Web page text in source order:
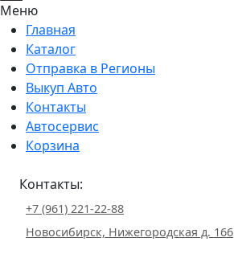
Меню
Главная
Каталог
Отправка в Регионы
Выкуп Авто
Контакты
Автосервис
Корзина
Контакты:
+7 (961) 221-22-88
Новосибирск, Нижегородская д. 166